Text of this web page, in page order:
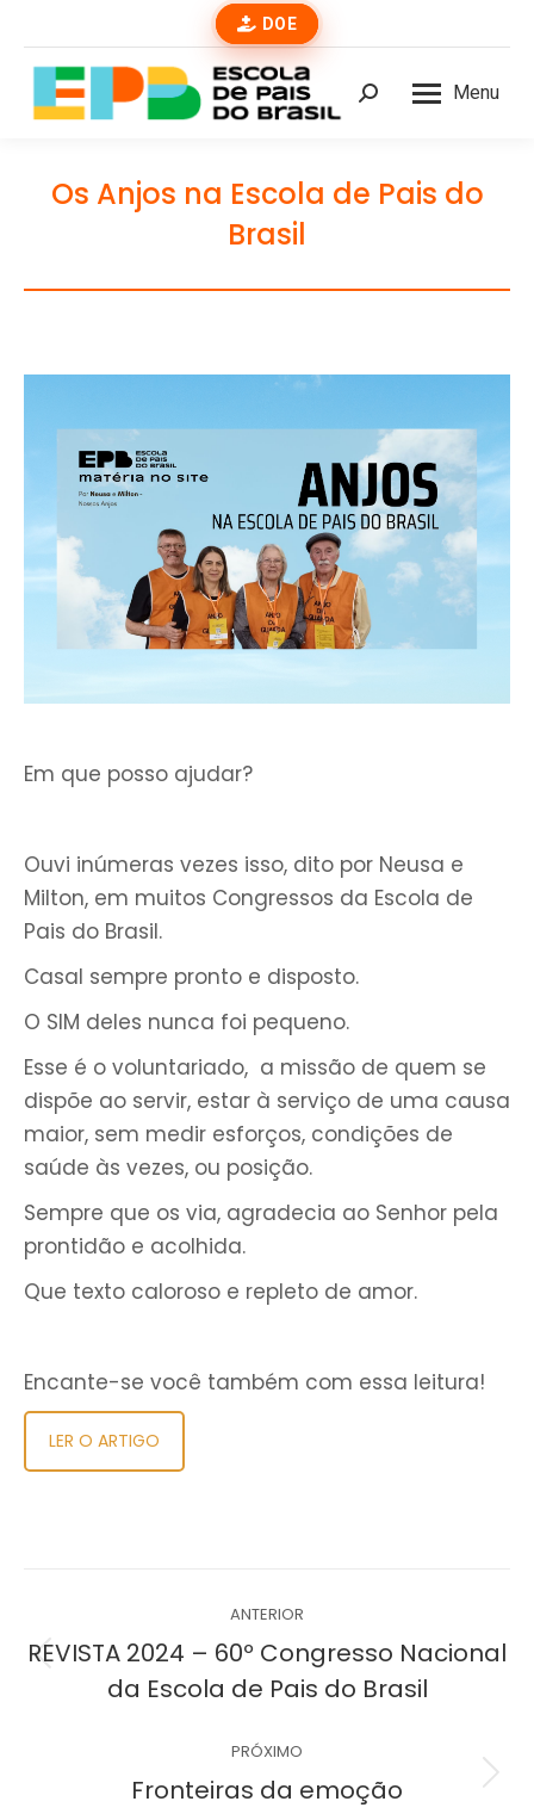
DOE
Menu
Buscar
Os Anjos na Escola de Pais do
Brasil
Em que posso ajudar?
Ouvi inúmeras vezes isso, dito por Neusa e
Milton, em muitos Congressos da Escola de
Pais do Brasil.
Casal sempre pronto e disposto.
O SIM deles nunca foi pequeno.
Esse é o voluntariado, a missão de quem se
dispõe ao servir, estar à serviço de uma causa
maior, sem medir esforços, condições de
saúde às vezes, ou posição.
Sempre que os via, agradecia ao Senhor pela
prontidão e acolhida.
Que texto caloroso e repleto de amor.
Encante-se você também com essa leitura!
LER O ARTIGO
de
post:
ANTERIOR
Post
anterior:
REVISTA 2024 – 60º Congresso Nacional
da Escola de Pais do Brasil
PRÓXIMO
Próximo
Fronteiras da emoção